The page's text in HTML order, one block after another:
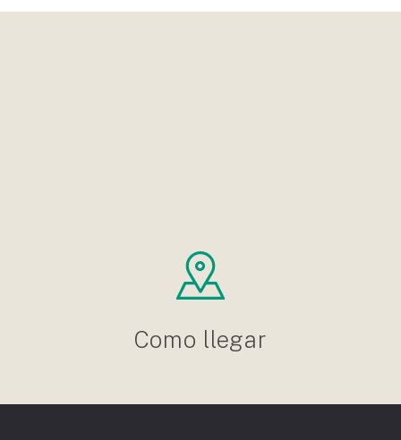
Como llegar